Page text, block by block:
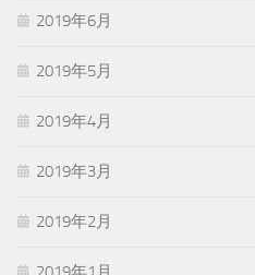
2019年6月
2019年5月
2019年4月
2019年3月
2019年2月